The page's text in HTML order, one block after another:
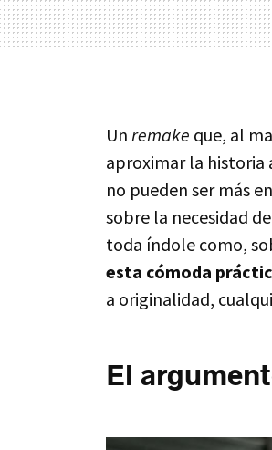
Un remake que, al
aproximar la historia
no pueden ser más
sobre la necesidad
toda índole como,
esta cómoda
a originalidad,
El